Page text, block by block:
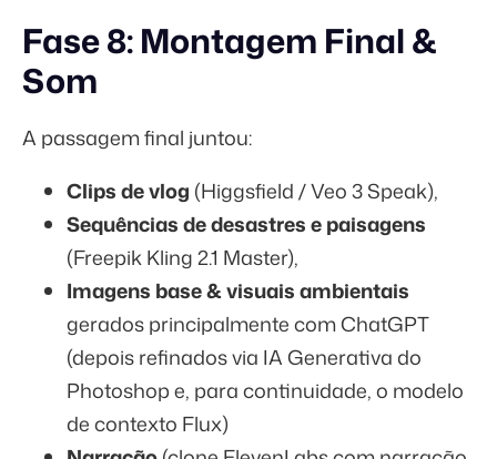
Fase 8: Montagem Final &
Som
A passagem final juntou:
Clips de vlog (Higgsfield / Veo 3 Speak),
Sequências de desastres e paisagens
(Freepik Kling 2.1 Master),
Imagens base & visuais ambientais
gerados principalmente com ChatGPT
(depois refinados via IA Generativa do
Photoshop e, para continuidade, o modelo
de contexto Flux)